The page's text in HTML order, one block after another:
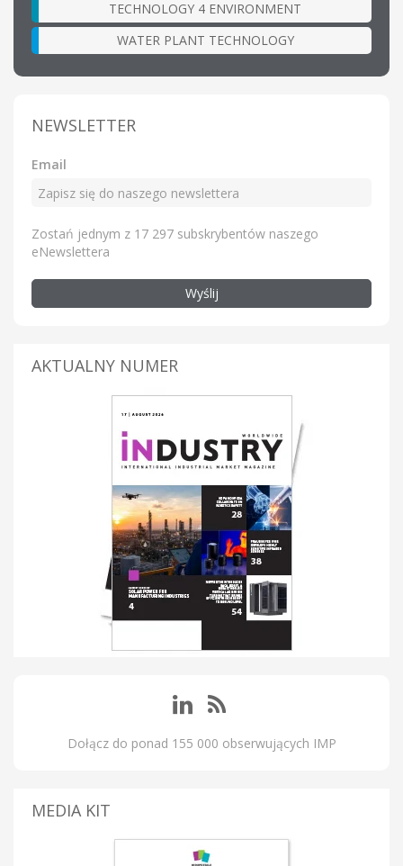
TECHNOLOGY 4 ENVIRONMENT
WATER PLANT TECHNOLOGY
NEWSLETTER
Email
Zostań jednym z 17 297 subskrybentów naszego
eNewslettera
Wyślij
AKTUALNY NUMER
Dołącz do ponad 155 000 obserwujących IMP
MEDIA KIT